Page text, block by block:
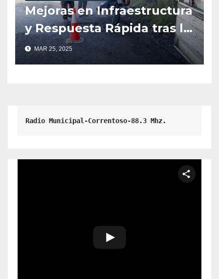
Mejoras en Infraestructura
y Respuesta Rápida tras la
Caída de un Árbol en la
Escuela 341.
MAR 25, 2025
Radio Municipal-Correntoso-88.3 Mhz.